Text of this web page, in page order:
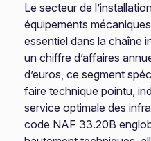
Le secteur de
équipements
essentiel dans la chaîne
un chiffre d’affaires
d’euros, ce segment
faire technique pointu,
service optimale des
code NAF 33.20B